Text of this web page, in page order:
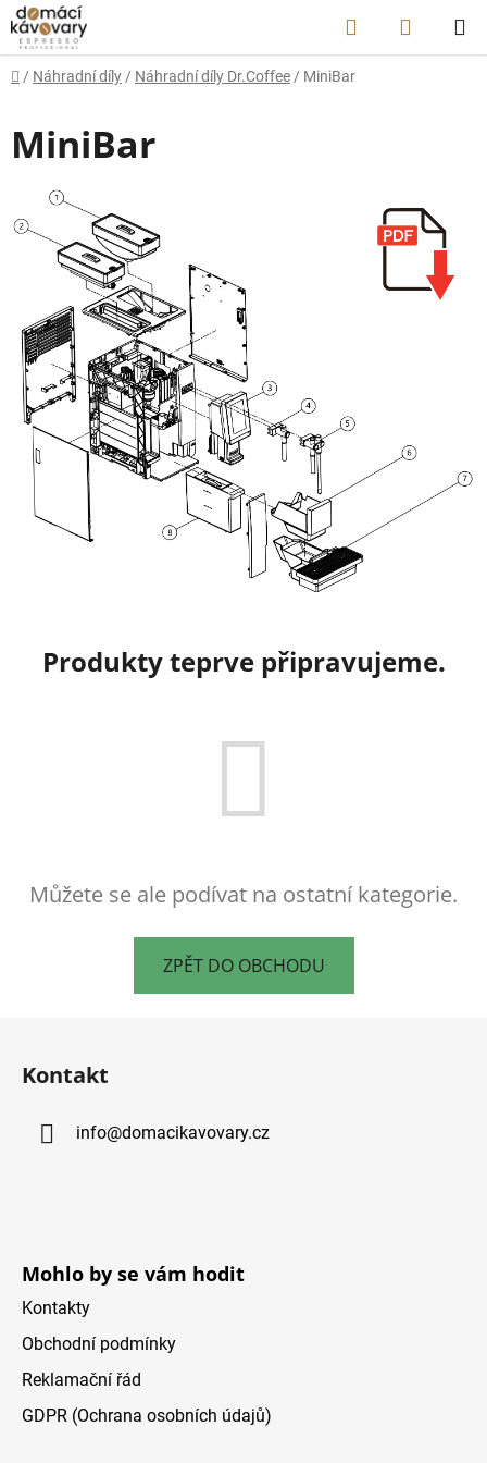
Přejít
na
obsah
Hledat
KOŠÍK
Domů
/ Náhradní díly / Náhradní díly Dr.Coffee / MiniBar
MiniBar
Produkty teprve připravujeme.
Můžete se ale podívat na ostatní kategorie.
ZPĚT DO OBCHODU
Kontakt
info@domacikavovary.cz
Mohlo by se vám hodit
Kontakty
Obchodní podmínky
Reklamační řád
GDPR (Ochrana osobních údajů)